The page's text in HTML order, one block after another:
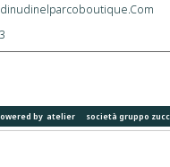
by atelier società gruppo